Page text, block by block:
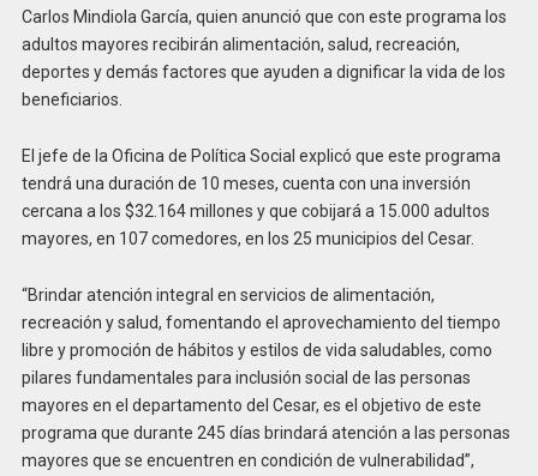
Carlos Mindiola García, quien anunció que con este programa los
adultos mayores recibirán alimentación, salud, recreación,
deportes y demás factores que ayuden a dignificar la vida de los
beneficiarios.
El jefe de la Oficina de Política Social explicó que este programa
tendrá una duración de 10 meses, cuenta con una inversión
cercana a los $32.164 millones y que cobijará a 15.000 adultos
mayores, en 107 comedores, en los 25 municipios del Cesar.
“Brindar atención integral en servicios de alimentación,
recreación y salud, fomentando el aprovechamiento del tiempo
libre y promoción de hábitos y estilos de vida saludables, como
pilares fundamentales para inclusión social de las personas
mayores en el departamento del Cesar, es el objetivo de este
programa que durante 245 días brindará atención a las personas
mayores que se encuentren en condición de vulnerabilidad”,